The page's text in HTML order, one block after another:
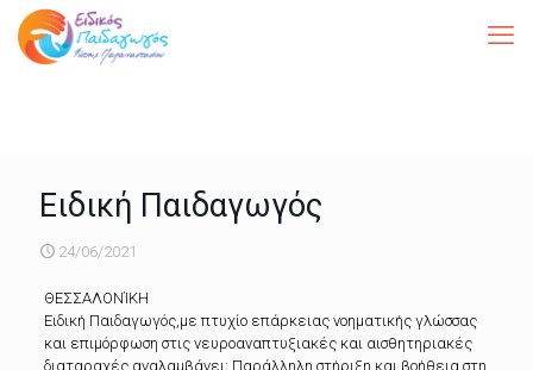
Ειδική Παιδαγωγός
24/06/2021
ΘΕΣΣΑΛΟΝΊΚΗ
Ειδική Παιδαγωγός,με πτυχίο επάρκειας νοηματικής γλώσσας
και επιμόρφωση στις νευροαναπτυξιακές και αισθητηριακές
διαταραχές αναλαμβάνει: Παράλληλη στήριξη και βοήθεια στη